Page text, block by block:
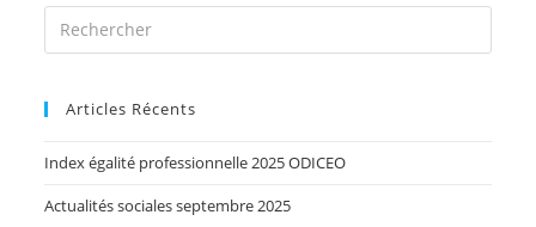
Articles Récents
Index égalité professionnelle 2025 ODICEO
Actualités sociales septembre 2025